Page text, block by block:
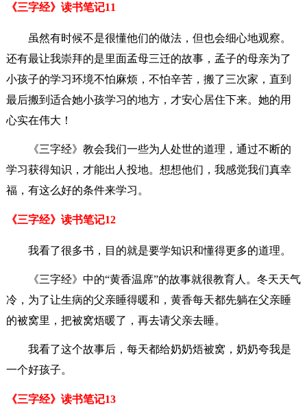
《三字经》读书笔记11
虽然有时候不是很懂他们的做法，但也会细心地观察。
还有最让我崇拜的是里面孟母三迁的故事，孟子的母亲为了
小孩子的学习环境不怕麻烦，不怕辛苦，搬了三次家，直到
最后搬到适合她小孩学习的地方，才安心居住下来。她的用
心实在伟大！
《三字经》教会我们一些为人处世的道理，通过不断的
学习获得知识，才能出人投地。想想他们，我感觉我们真幸
福，有这么好的条件来学习。
《三字经》读书笔记12
我看了很多书，目的就是要学知识和懂得更多的道理。
《三字经》中的“黄香温席”的故事就很教育人。冬天天气
冷，为了让生病的父亲睡得暖和，黄香每天都先躺在父亲睡
的被窝里，把被窝焐暖了，再去请父亲去睡。
我看了这个故事后，每天都给奶奶焐被窝，奶奶夸我是
一个好孩子。
《三字经》读书笔记13